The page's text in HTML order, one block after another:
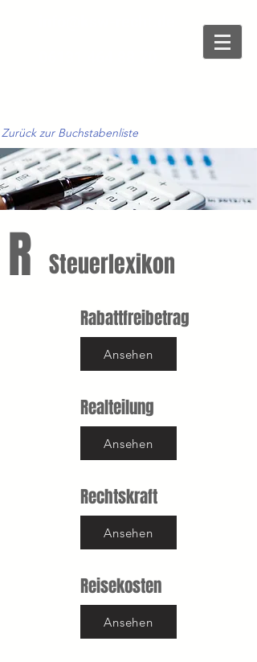
Zurück zur Buchstabenliste
R Steuerlexikon
Rabattfreibetrag
Ansehen
Realteilung
Ansehen
Rechtskraft
Ansehen
Reisekosten
Ansehen